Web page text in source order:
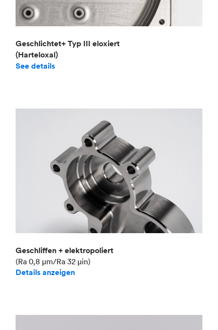
Geschlichtet+ Typ III eloxiert
(Harteloxal)
See details
Geschliffen + elektropoliert
(Ra 0,8 μm/Ra 32 μin)
Details anzeigen